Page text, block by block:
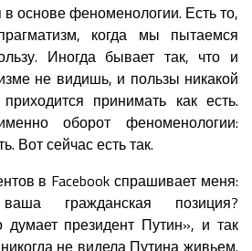
основе феноменологии. Есть то,
когда мы пытаемся
Иногда бывает так, что и
не видишь, и пользы никакой
принимать как есть.
оборот феноменологии:
Вот сейчас есть так.
в Facebook спрашивает меня:
гражданская позиция?
думает президент Путин», и так
не видела Путина живьем.